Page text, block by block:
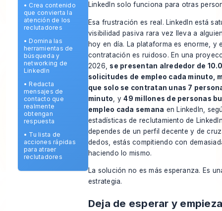
• Crea contenido
que convierta la
atención de los
reclutadores
• Domina las
herramientas de
búsqueda y
networking de
LinkedIn
• Redacta
mensajes de
contacto que
realmente
obtengan
respuesta
• Tu lista de
acciones rápidas
para atraer
reclutadores
LinkedIn solo funciona para otras
Esa frustración es real. LinkedIn está
visibilidad pasiva rara vez lleva a
hoy en día. La plataforma es enorme, y
contratación es ruidoso. En una
2026, se presentan alrededor de
solicitudes de empleo cada minuto,
que solo se contratan unas 7
minuto , y49 millones de personas
empleo cada semana en LinkedIn,
estadísticas de reclutamiento de
dependes de un perfil decente y de
dedos, estás compitiendo con
haciendo lo mismo.
La solución no es más esperanza. Es
estrategia.
Deja de esperar y